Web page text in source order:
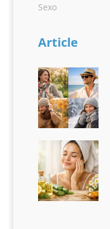
Sexo
Article